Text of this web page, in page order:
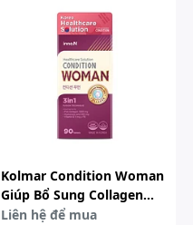
Kolmar Condition Woman
Giúp Bổ Sung Collagen
Cho Da (hộp 90 Viên)
Liên hệ để mua